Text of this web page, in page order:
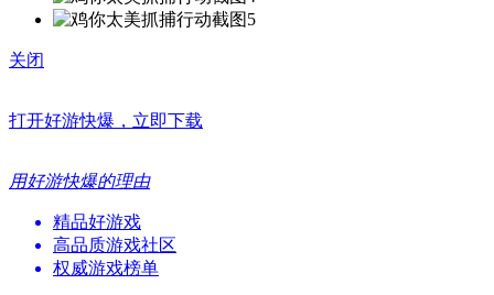
关闭
打开好游快爆，立即下载
用好游快爆的理由
精品好游戏
高品质游戏社区
权威游戏榜单